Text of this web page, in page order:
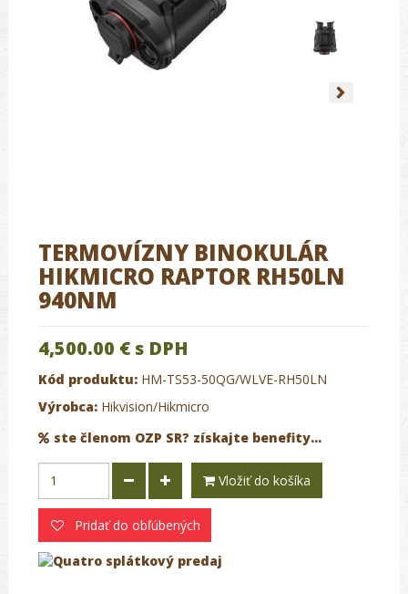
TERMOVÍZNY BINOKULÁR
HIKMICRO RAPTOR RH50LN
940NM
4,500.00 € s DPH
Kód produktu: HM-TS53-50QG/WLVE-RH50LN
Výrobca: Hikvision/Hikmicro
ste členom OZP SR? získajte benefity...
Vložiť do košíka
Pridať do obľúbených